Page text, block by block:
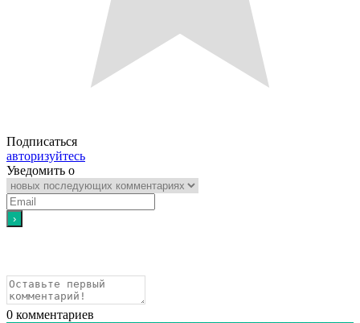
Подписаться
авторизуйтесь
Уведомить о
0 комментариев